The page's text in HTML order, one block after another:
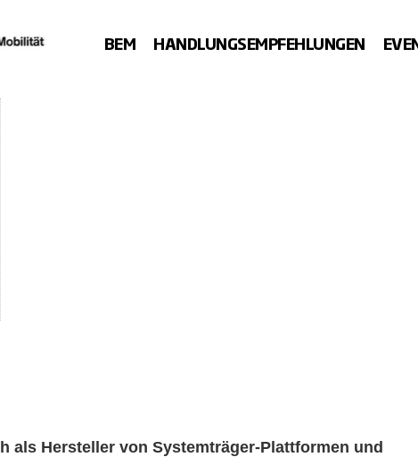
BEM HANDLUNGSEMPFEHLUNGEN
als Hersteller von Systemträger-Plattformen und